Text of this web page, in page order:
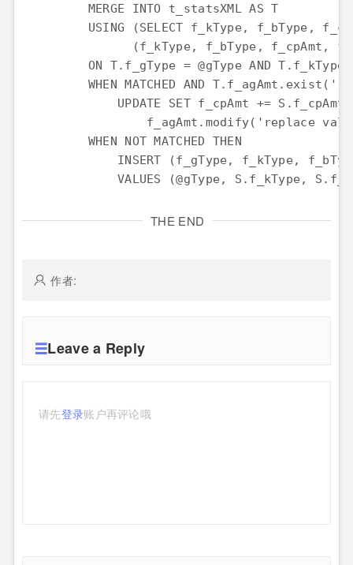
         MERGE INTO t_statsXML AS T
USING (SELECT f_kType, f_bType,
(f_kType, f_bType, f_cpAmt,
ON T.f_gType = @gType AND
WHEN MATCHED AND
UPDATE SET f_cpAmt +=
f_agAmt.modify('replace
         WHEN NOT MATCHED THEN
INSERT (f_gType, f_kType,
VALUES (@gType, S.f_kType,
THE END
作者:
Leave a Reply
请先登录账户再评论哦